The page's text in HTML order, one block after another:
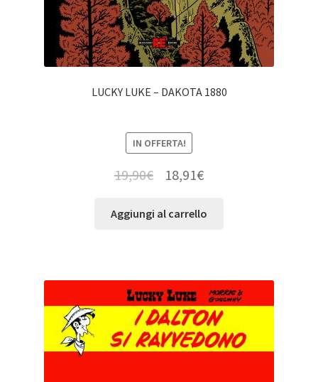
LUCKY LUKE – DAKOTA 1880
IN OFFERTA!
19,90€ 18,91€
Aggiungi al carrello